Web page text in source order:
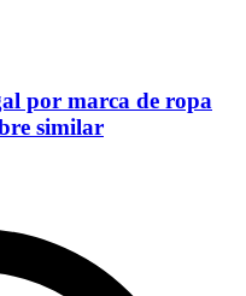
por marca de ropa
similar